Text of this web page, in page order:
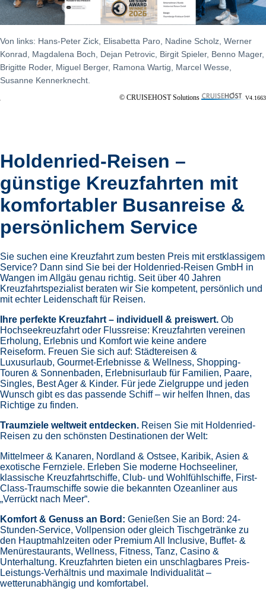
Von links: Hans-Peter Zick, Elisabetta Paro, Nadine Scholz, Werner
Konrad, Magdalena Boch, Dejan Petrovic, Birgit Spieler, Benno Mager,
Brigitte Roder, Miguel Berger, Ramona Wartig, Marcel Wesse,
Susanne Kennerknecht.
© CRUISEHOST Solutions V4.1663
Holdenried-Reisen –
günstige Kreuzfahrten mit
komfortabler Busanreise &
persönlichem Service
Sie suchen eine Kreuzfahrt zum besten Preis mit erstklassigem
Service? Dann sind Sie bei der Holdenried-Reisen GmbH in
Wangen im Allgäu genau richtig. Seit über 40 Jahren
Kreuzfahrtspezialist beraten wir Sie kompetent, persönlich und
mit echter Leidenschaft für Reisen.
Ihre perfekte Kreuzfahrt – individuell & preiswert. Ob
Hochseekreuzfahrt oder Flussreise: Kreuzfahrten vereinen
Erholung, Erlebnis und Komfort wie keine andere
Reiseform. Freuen Sie sich auf: Städtereisen &
Luxusurlaub, Gourmet-Erlebnisse & Wellness, Shopping-
Touren & Sonnenbaden, Erlebnisurlaub für Familien, Paare,
Singles, Best Ager & Kinder. Für jede Zielgruppe und jeden
Wunsch gibt es das passende Schiff – wir helfen Ihnen, das
Richtige zu finden.
Traumziele weltweit entdecken. Reisen Sie mit Holdenried-
Reisen zu den schönsten Destinationen der Welt:
Mittelmeer & Kanaren, Nordland & Ostsee, Karibik, Asien &
exotische Fernziele. Erleben Sie moderne Hochseeliner,
klassische Kreuzfahrtschiffe, Club- und Wohlfühlschiffe, First-
Class-Traumschiffe sowie die bekannten Ozeanliner aus
„Verrückt nach Meer“.
Komfort & Genuss an Bord: Genießen Sie an Bord: 24-
Stunden-Service, Vollpension oder gleich Tischgetränke zu
den Hauptmahlzeiten oder Premium All Inclusive, Buffet- &
Menürestaurants, Wellness, Fitness, Tanz, Casino &
Unterhaltung. Kreuzfahrten bieten ein unschlagbares Preis-
Leistungs-Verhältnis und maximale Individualität –
wetterunabhängig und komfortabel.